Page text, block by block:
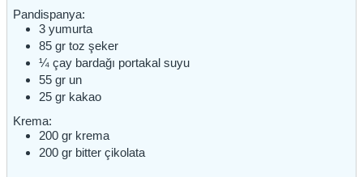
Pandispanya:
3 yumurta
85 gr toz şeker
¼ çay bardağı portakal suyu
55 gr un
25 gr kakao
Krema:
200 gr krema
200 gr bitter çikolata